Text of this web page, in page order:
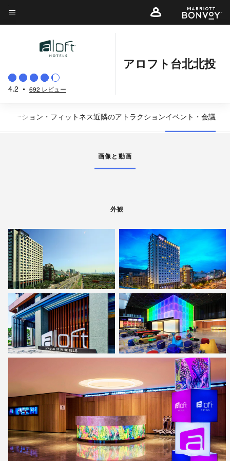
Skip
toメニューのテキスト
4.2 • 692 レビュー
アロフト台北北投
左矢印
エーション・フィットネス近隣のアトラクションイベント・会議
画像と動画
外観